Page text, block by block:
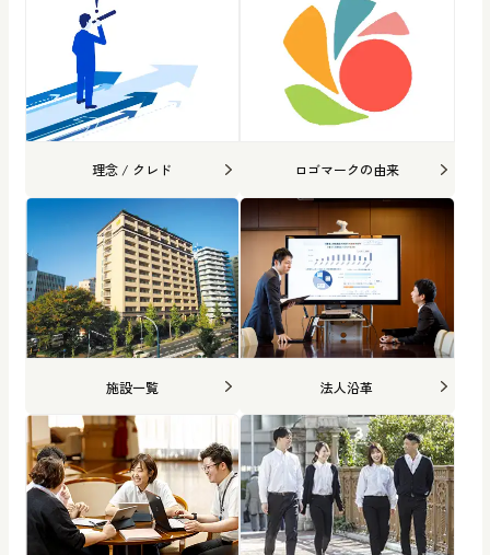
理念 / クレド ロゴマークの由来
施設一覧 法人沿革